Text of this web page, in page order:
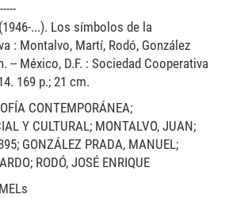
...). Los símbolos de la
: Montalvo, Martí, Rodó, González
-- México, D.F. : Sociedad Cooperativa
169 p.; 21 cm.
CONTEMPORÁNEA;
Y CULTURAL; MONTALVO, JUAN;
GONZÁLEZ PRADA, MANUEL;
RODÓ, JOSÉ ENRIQUE